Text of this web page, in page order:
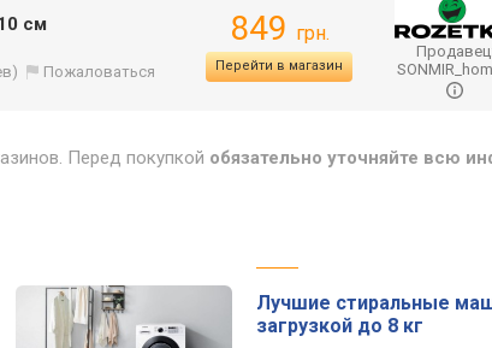
см
Пожаловаться
849 грн.
Перейти в магазин
Продавец:
Перед покупкой обязательно уточняйте всю
Лучшие стиральные
загрузкой до 8 кг